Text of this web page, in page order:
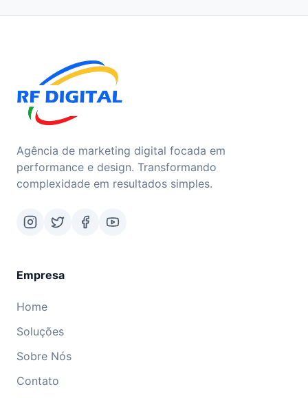
Agência de marketing digital focada em
performance e design. Transformando
complexidade em resultados simples.
Empresa
Home
Soluções
Sobre Nós
Contato